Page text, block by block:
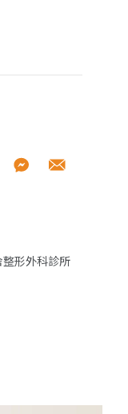
整形外科診所